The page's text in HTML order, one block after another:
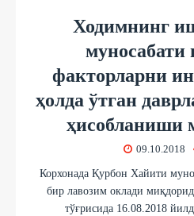
Ходимнинг
муносабати
факторларни
ҳолда ўтган
ҳисобланиши
09.10.2018
Корхонада Қурбон Хайити
бир лавозим оклади
тўғрисида 16.08.2018